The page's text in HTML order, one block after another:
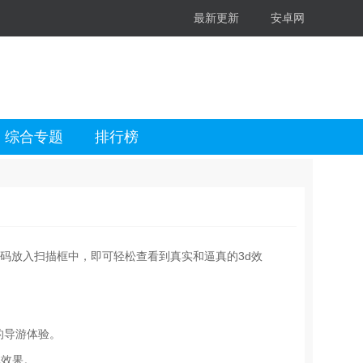
最新更新 安卓网
综合专题 排行榜
放入扫描框中，即可轻松查看到真实和逼真的3d效
游体验。
果。